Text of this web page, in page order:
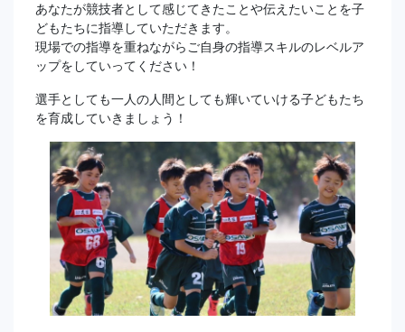
あなたが競技者として感じてきたことや伝えたいことを子
どもたちに指導していただきます。
現場での指導を重ねながらご自身の指導スキルのレベルア
ップをしていってください！
選手としても一人の人間としても輝いていける子どもたち
を育成していきましょう！